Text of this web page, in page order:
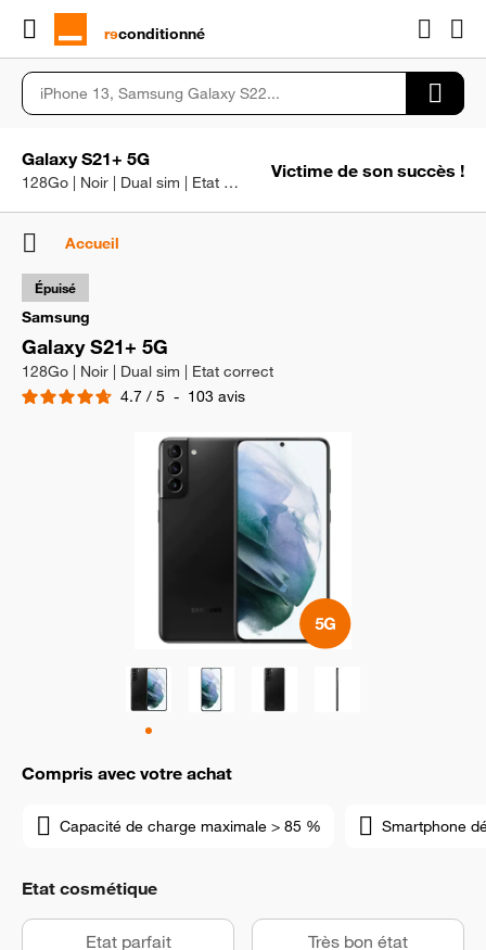
rɘconditionné
Galaxy S21+ 5G
128Go | Noir | Dual sim | Etat correct
Victime de son succès !
Accueil
Samsung
Galaxy S21+ 5G
128Go | Noir | Dual sim | Etat correct
4.7 / 5 - 103 avis
Épuisé
Compris avec votre achat
Capacité de charge maximale > 85 % Smartphone
Etat cosmétique
Etat parfait Très bon état